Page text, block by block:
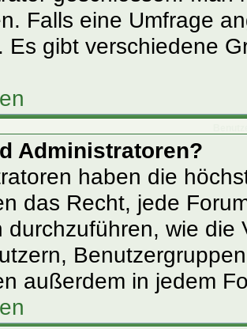
Falls eine Umfrage
Es gibt verschiedene
Administratoren?
haben die
das Recht, jede
durchzuführen, wie
außerdem in jedem